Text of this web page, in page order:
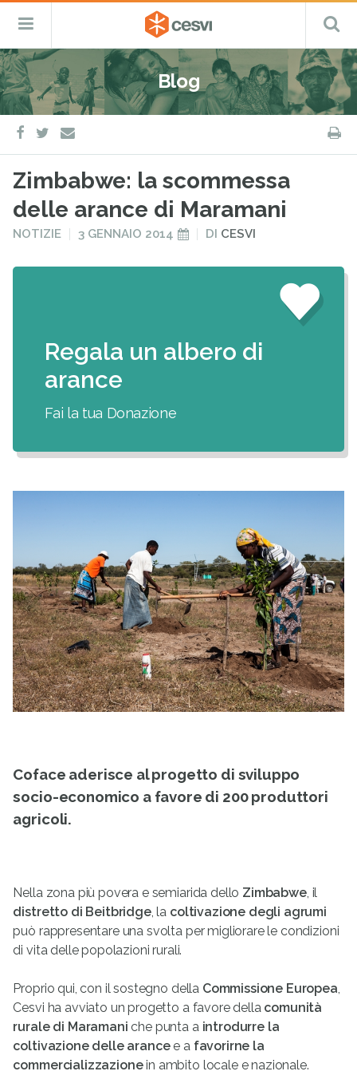
Salta
al
contenuto
CESVI
Fondazione
–
ETS
Cooperazione,
Emergenza
e
Sviluppo
Menu
Blog
facebook
twitter
e-
mail
Zimbabwe: la scommessa
delle arance di Maramani
PUBBLICATO
NOTIZIE
PUBBLICATO
IL
3 GENNAIO 2014 DI CESVI
Regala un albero di
arance
Fai la tua Donazione
Coface aderisce al progetto di sviluppo
socio-economico a favore di 200 produttori
agricoli.
Nella zona più povera e semiarida dello Zimbabwe, il
distretto di Beitbridge, la coltivazione degli agrumi
può rappresentare una svolta per migliorare le condizioni
di vita delle popolazioni rurali.
Proprio qui, con il sostegno della Commissione Europea
Cesvi ha avviato un progetto a favore della comunità
rurale di Maramani che punta a introdurre la
coltivazione delle arancee a favorirne la
commercializzazionein ambito locale e nazionale.